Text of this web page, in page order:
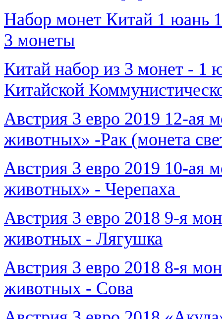
Набор монет Китай 1 юань
3 монеты
Китай набор из 3 монет - 1
Китайской
Австрия 3 евро 2019 12-ая
животных» -Рак (монета
Австрия 3 евро 2019 10-ая
животных» - Черепаха
Австрия 3 евро 2018 9-я
животных - Лягушка
Австрия 3 евро 2018 8-я
животных - Сова